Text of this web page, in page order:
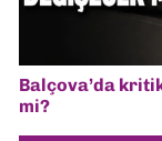
Balçova’da
mi?